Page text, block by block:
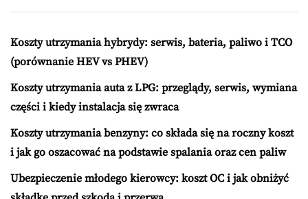
Koszty utrzymania hybrydy: serwis, bateria, paliwo i TCO
(porównanie HEV vs PHEV)
Koszty utrzymania auta z LPG: przeglądy, serwis, wymiana
części i kiedy instalacja się zwraca
Koszty utrzymania benzyny: co składa się na roczny koszt
i jak go oszacować na podstawie spalania oraz cen paliw
Ubezpieczenie młodego kierowcy: koszt OC i jak obniżyć